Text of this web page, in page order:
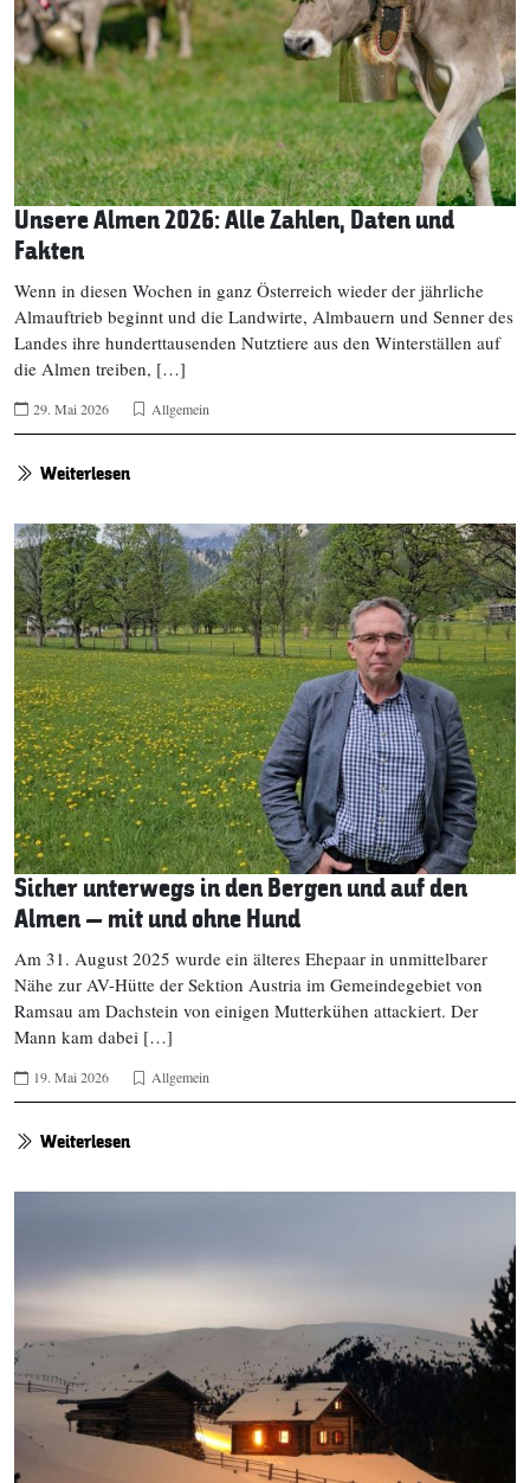
Unsere Almen 2026: Alle Zahlen, Daten und
Fakten
Wenn in diesen Wochen in ganz Österreich wieder der jährliche
Almauftrieb beginnt und die Landwirte, Almbauern und Senner des
Landes ihre hunderttausenden Nutztiere aus den Winterställen auf
die Almen treiben, […]
29. Mai 2026 Allgemein
Weiterlesen
Sicher unterwegs in den Bergen und auf den
Almen – mit und ohne Hund
Am 31. August 2025 wurde ein älteres Ehepaar in unmittelbarer
Nähe zur AV-Hütte der Sektion Austria im Gemeindegebiet von
Ramsau am Dachstein von einigen Mutterkühen attackiert. Der
Mann kam dabei […]
19. Mai 2026 Allgemein
Weiterlesen